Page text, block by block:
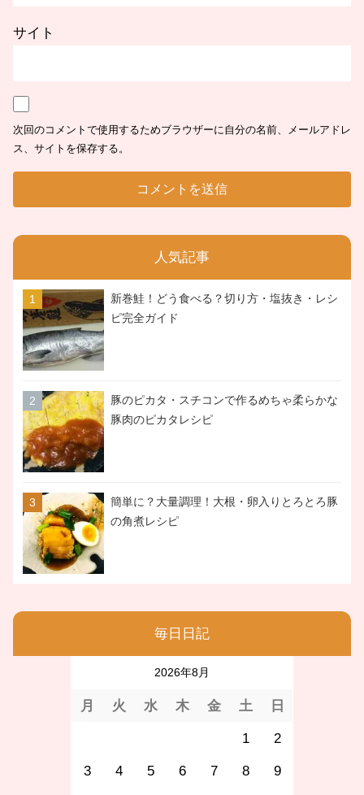
サイト
次回のコメントで使用するためブラウザーに自分の名前、メールアドレ
ス、サイトを保存する。
人気記事
新巻鮭！どう食べる？切り方・塩抜き・レシ
ピ完全ガイド
豚のピカタ・スチコンで作るめちゃ柔らかな
豚肉のピカタレシピ
簡単に？大量調理！大根・卵入りとろとろ豚
の角煮レシピ
毎日日記
2026年8月
月 火 水 木 金 土 日
1 2
3 4 5 6 7 8 9